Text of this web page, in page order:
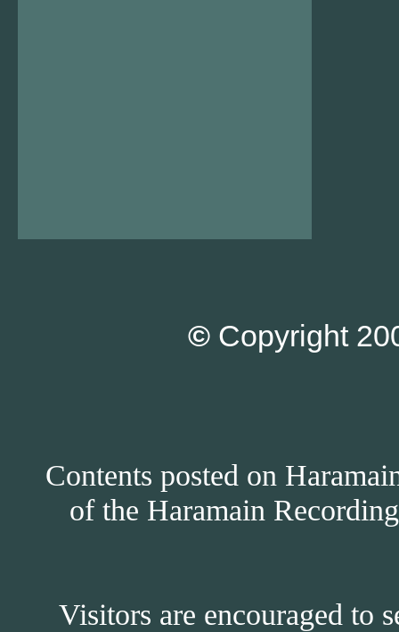
© Copyright
Contents posted on
of the Haramain
Visitors are encouraged to